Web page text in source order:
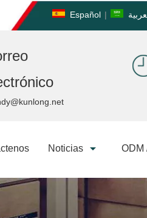
Español |
Noticias ODM